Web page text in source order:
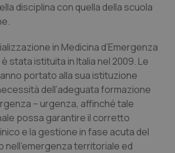
Giulia
disciplina con quella della scuola
in Medicina d’Emergenza
stata istituita in Italia nel 2009. Le
portato alla sua istituzione
dell’adeguata formazione
– urgenza, affinché tale
possa garantire il corretto
e la gestione in fase acuta del
territoriale ed